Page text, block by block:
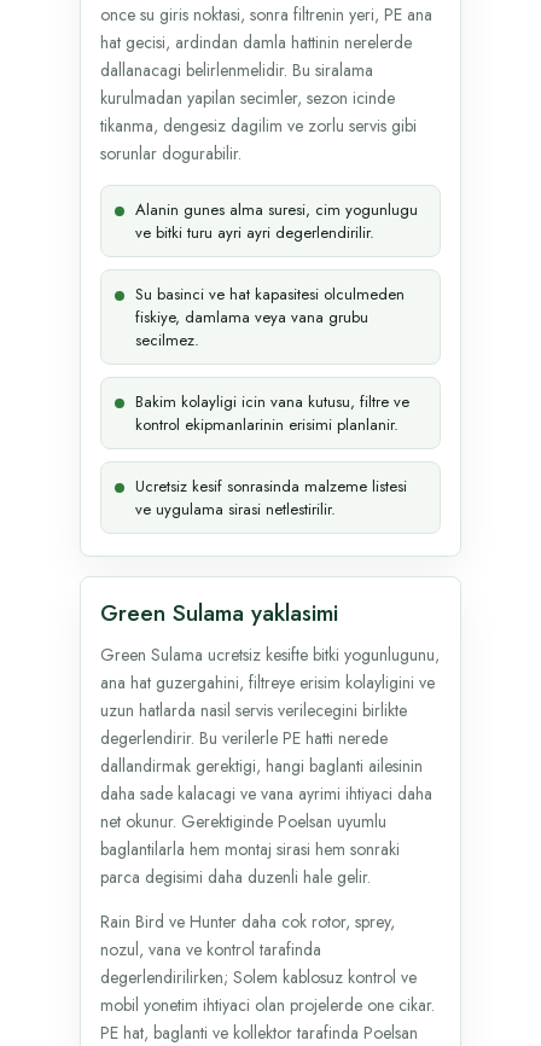
once su giris noktasi, sonra filtrenin yeri, PE ana
hat gecisi, ardindan damla hattinin nerelerde
dallanacagi belirlenmelidir. Bu siralama
kurulmadan yapilan secimler, sezon icinde
tikanma, dengesiz dagilim ve zorlu servis gibi
sorunlar dogurabilir.
Alanin gunes alma suresi, cim yogunlugu
ve bitki turu ayri ayri degerlendirilir.
Su basinci ve hat kapasitesi olculmeden
fiskiye, damlama veya vana grubu
secilmez.
Bakim kolayligi icin vana kutusu, filtre ve
kontrol ekipmanlarinin erisimi planlanir.
Ucretsiz kesif sonrasinda malzeme listesi
ve uygulama sirasi netlestirilir.
Green Sulama yaklasimi
Green Sulama ucretsiz kesifte bitki yogunlugunu,
ana hat guzergahini, filtreye erisim kolayligini ve
uzun hatlarda nasil servis verilecegini birlikte
degerlendirir. Bu verilerle PE hatti nerede
dallandirmak gerektigi, hangi baglanti ailesinin
daha sade kalacagi ve vana ayrimi ihtiyaci daha
net okunur. Gerektiginde Poelsan uyumlu
baglantilarla hem montaj sirasi hem sonraki
parca degisimi daha duzenli hale gelir.
Rain Bird ve Hunter daha cok rotor, sprey,
nozul, vana ve kontrol tarafinda
degerlendirilirken; Solem kablosuz kontrol ve
mobil yonetim ihtiyaci olan projelerde one cikar.
PE hat, baglanti ve kollektor tarafinda Poelsan